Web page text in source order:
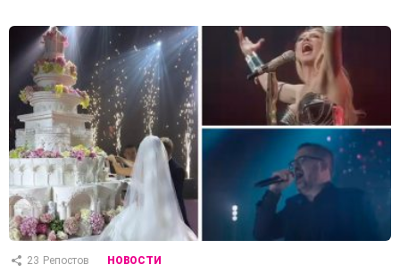
23 Репостов НОВОСТИ